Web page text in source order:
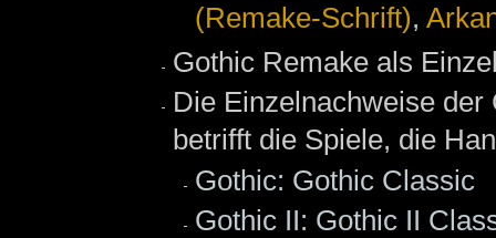
(Remake-Schrift)‎,
Gothic Remake als
Die Einzelnachweise
betrifft die Spiele, die
Gothic: Gothic Classic
Gothic II: Gothic II